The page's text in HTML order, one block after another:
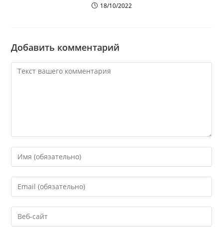
18/10/2022
Добавить комментарий